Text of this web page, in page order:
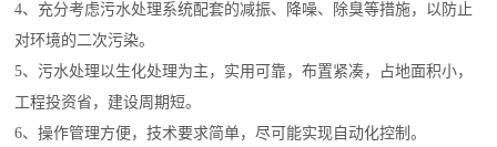
4、充分考虑污水处理系统配套的减振、降噪、除臭等措施，以防止
对环境的二次污染。
5、污水处理以生化处理为主，实用可靠，布置紧凑，占地面积小，
工程投资省，建设周期短。
6、操作管理方便，技术要求简单，尽可能实现自动化控制。